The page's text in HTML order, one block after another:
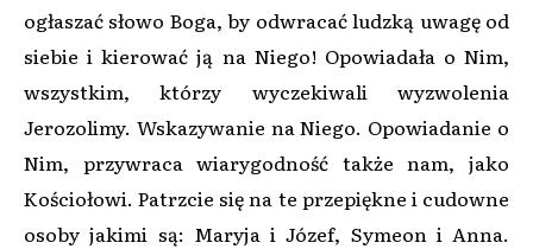
ogłaszać słowo Boga, by odwracać ludzką uwagę od
siebie i kierować ją na Niego! Opowiadała o Nim,
wszystkim, którzy wyczekiwali wyzwolenia
Jerozolimy. Wskazywanie na Niego. Opowiadanie o
Nim, przywraca wiarygodność także nam, jako
Kościołowi. Patrzcie się na te przepiękne i cudowne
osoby jakimi są: Maryja i Józef, Symeon i Anna.